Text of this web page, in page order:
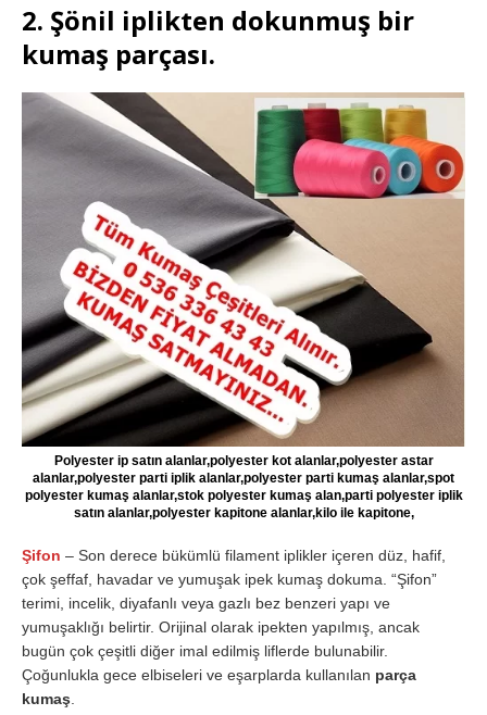
2. Şönil iplikten dokunmuş bir
kumaş parçası.
Polyester ip satın alanlar,polyester kot alanlar,polyester astar
alanlar,polyester parti iplik alanlar,polyester parti kumaş alanlar,spot
polyester kumaş alanlar,stok polyester kumaş alan,parti polyester iplik
satın alanlar,polyester kapitone alanlar,kilo ile kapitone,
Şifon – Son derece bükümlü filament iplikler içeren düz, hafif,
çok şeffaf, havadar ve yumuşak ipek kumaş dokuma. “Şifon”
terimi, incelik, diyafanlı veya gazlı bez benzeri yapı ve
yumuşaklığı belirtir. Orijinal olarak ipekten yapılmış, ancak
bugün çok çeşitli diğer imal edilmiş liflerde bulunabilir.
Çoğunlukla gece elbiseleri ve eşarplarda kullanılan parça
kumaş